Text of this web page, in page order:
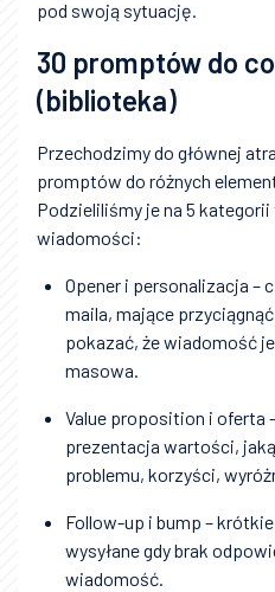
pod swoją sytuację.
30 promptów do
(biblioteka)
Przechodzimy do głównej
promptów do różnych
Podzieliliśmy je na 5
wiadomości:
Opener i personalizacja –
maila, mające
pokazać, że wiadomość
masowa.
Value proposition i oferta
prezentacja wartości,
problemu, korzyści,
Follow-up i bump –
wysyłane gdy brak
wiadomość.